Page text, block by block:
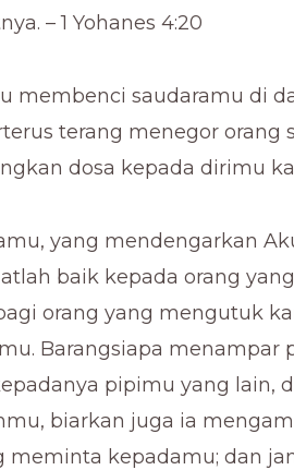
– 1 Yohanes 4:20
membenci saudaramu di
terang menegor orang
dosa kepada dirimu
yang mendengarkan
baik kepada orang
orang yang mengutuk
Barangsiapa menampar
pipimu yang lain,
biarkan juga ia
meminta kepadamu; dan